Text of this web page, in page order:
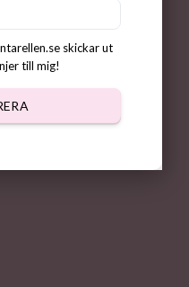
skickar ut
till mig!